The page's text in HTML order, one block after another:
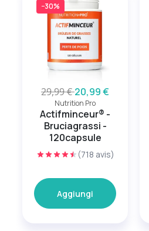
−30%
29,99 €20,99 €
Nutrition Pro
Actifminceur® -
Bruciagrassi -
120capsule
(718 avis)
Aggiungi